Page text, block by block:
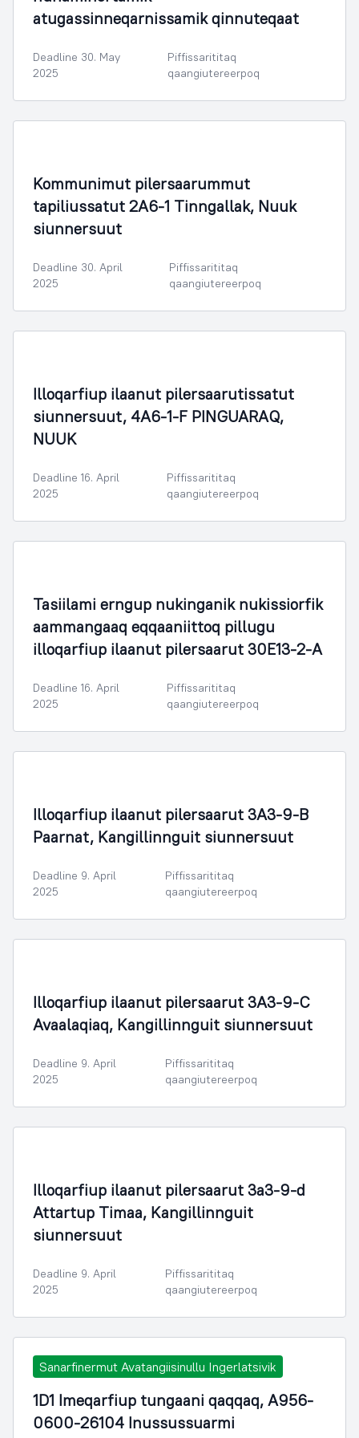
atugassinneqarnissamik qinnuteqaat
Deadline 30. May
2025
Piffissarititaq
qaangiutereerpoq
Kommunimut pilersaarummut
tapiliussatut 2A6-1 Tinngallak, Nuuk
siunnersuut
Deadline 30. April
2025
Piffissarititaq
qaangiutereerpoq
Illoqarfiup ilaanut pilersaarutissatut
siunnersuut, 4A6-1-F PINGUARAQ,
NUUK
Deadline 16. April
2025
Piffissarititaq
qaangiutereerpoq
Tasiilami erngup nukinganik nukissiorfik
aammangaaq eqqaaniittoq pillugu
illoqarfiup ilaanut pilersaarut 30E13-2-A
Deadline 16. April
2025
Piffissarititaq
qaangiutereerpoq
Illoqarfiup ilaanut pilersaarut 3A3-9-B
Paarnat, Kangillinnguit siunnersuut
Deadline 9. April
2025
Piffissarititaq
qaangiutereerpoq
Illoqarfiup ilaanut pilersaarut 3A3-9-C
Avaalaqiaq, Kangillinnguit siunnersuut
Deadline 9. April
2025
Piffissarititaq
qaangiutereerpoq
Illoqarfiup ilaanut pilersaarut 3a3-9-d
Attartup Timaa, Kangillinnguit
siunnersuut
Deadline 9. April
2025
Piffissarititaq
qaangiutereerpoq
Sanarfinermut Avatangiisinullu Ingerlatsivik
1D1 Imeqarfiup tungaani qaqqaq, A956-
0600-26104 Inussussuarmi